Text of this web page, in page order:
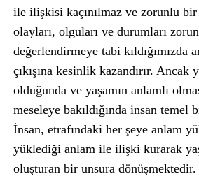
ile ilişkisi kaçınılmaz ve zorunlu
olayları, olguları ve durumları
değerlendirmeye tabi kıldığımızda
çıkışına kesinlik kazandırır. Ancak
olduğunda ve yaşamın anlamlı
meseleye bakıldığında insan temel
İnsan, etrafındaki her şeye anlam
yüklediği anlam ile ilişki kurarak
oluşturan bir unsura